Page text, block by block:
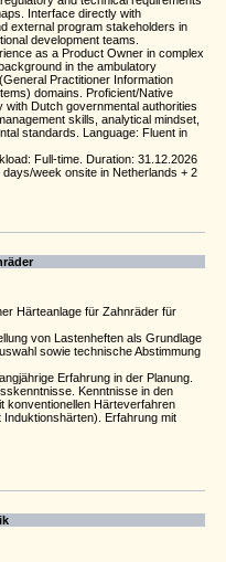
Interface directly with
external program stakeholders in
development teams.
as a Product Owner in complex
in the ambulatory
Practitioner Information
domains. Proficient/Native
Dutch governmental authorities
skills, analytical mindset,
standards. Language: Fluent in
Full-time. Duration: 31.12.2026
week onsite in Netherlands + 2
Härteanlage für Zahnräder für
von Lastenheften als Grundlage
sowie technische Abstimmung
Erfahrung in der Planung.
Kenntnisse in den
konventionellen Härteverfahren
Erfahrung mit